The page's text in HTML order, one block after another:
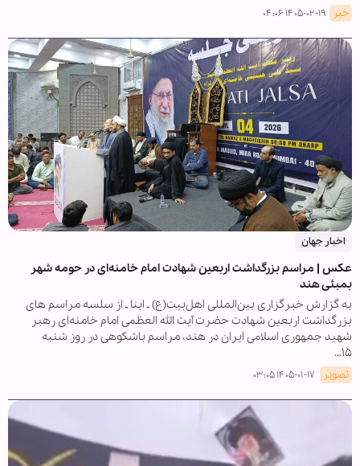
خبر ۱۴۰۵-۰۲-۱۹ ۰۴:۰۶
اخبار جهان
عکس | مراسم بزرگداشت اربعین شهادت امام خامنه‌ای در حومه شهر
بمبئی هند
به گزارش خبرگزاری بین‌المللی اهل‌بیت(ع) ـ ابنا ـ از سلسه مراسم های
بزرگداشت اربعین شهادت حضرت آیت الله العظمی امام خامنه‌ای رهبر
شهید جمهوری اسلامی ایران در هند، مراسم باشکوهی در روز شنبه
۱۵…
تصویر ۱۴۰۵-۰۱-۱۷ ۰۳:۰۵